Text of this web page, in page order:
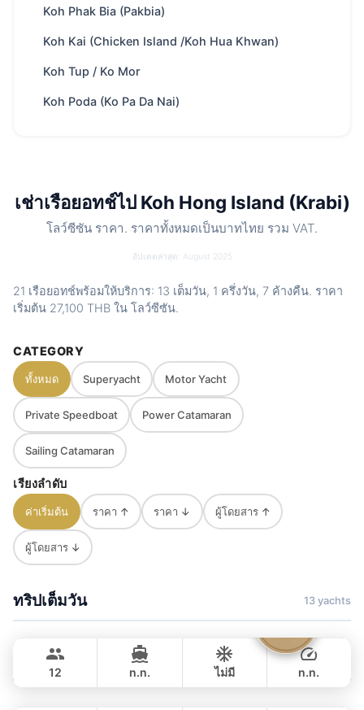
ride
เรือยอทช์
for
ทรายขาว · ลากูนที่สวยงาม · วิวพาโนรามา
Includes
ลูกเรือ น้ำมัน เครื่องดื่ม ขนม ของเล่นทางน้ำ
เมนูอาหารเสริม
Island) · Koh Phak Bia (Pakbia) · Koh Kai
(Chicken Island /Koh Hua Khwan) · Koh
Tup / Ko Mor
style
and sea conditions
Koh Phak Bia (Pakbia)
Koh Kai (Chicken Island /Koh Hua Khwan)
Koh Tup / Ko Mor
Koh Poda (Ko Pa Da Nai)
เช่าเรือยอทช์ไป Koh Hong Island (Krabi)
โลว์ซีซัน ราคา. ราคาทั้งหมดเป็นบาทไทย รวม VAT.
อัปเดตล่าสุด: August 2025
21 เรือยอทช์พร้อมให้บริการ: 13 เต็มวัน, 1 ครึ่งวัน, 7 ค้างคืน. ราคา
เริ่มต้น 27,100 THB ใน โลว์ซีซัน.
CATEGORY
ทั้งหมด Superyacht Motor Yacht
Private Speedboat Power Catamaran
Sailing Catamaran
เรียงลำดับ
ค่าเริ่มต้น ราคา ↑ ราคา ↓ ผู้โดยสาร ↑
ผู้โดยสาร ↓
ทริปเต็มวัน 13 yachts
FOUNTAINE PAJOT 40FT
ParrotKrabi
12 n.n. ไม่มี
n.n.